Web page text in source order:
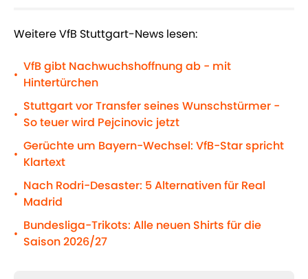
Weitere VfB Stuttgart-News lesen:
•
VfB gibt Nachwuchshoffnung ab - mit
Hintertürchen
•
Stuttgart vor Transfer seines Wunschstürmer -
So teuer wird Pejcinovic jetzt
•
Gerüchte um Bayern-Wechsel: VfB-Star spricht
Klartext
•
Nach Rodri-Desaster: 5 Alternativen für Real
Madrid
•
Bundesliga-Trikots: Alle neuen Shirts für die
Saison 2026/27